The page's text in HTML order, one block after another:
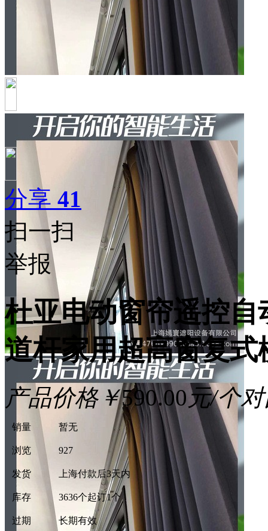
分享 41
扫一扫
举报
杜亚电动窗帘遥控
道杆家用超高窗复式
产品价格￥590.00 元/个
销量 暂无
浏览 927
发货 上海付款后3天内
库存 3636个起订1个
过期 长期有效